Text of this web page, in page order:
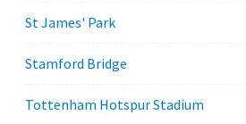
St James' Park
Stamford Bridge
Tottenham Hotspur Stadium